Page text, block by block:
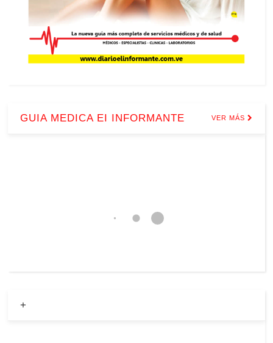
GUIA MEDICA EI INFORMANTE VER MÁS
+